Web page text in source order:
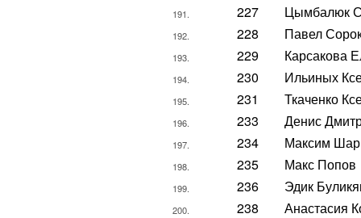
191. 227 Цымбалюк
192. 228 Павел
193. 229 Карсакова
194. 230 Ильиных
195. 231 Ткаченко
196. 233 Денис
197. 234 Максим
198. 235 Макс Попов
199. 236 Эдик
200. 238 Анастасия